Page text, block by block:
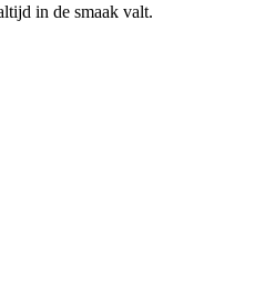
in de smaak valt.